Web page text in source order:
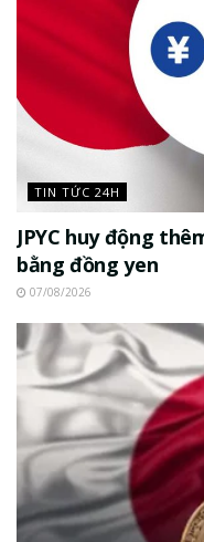
TIN TỨC 24H
JPYC huy động
bằng đồng yen
07/08/2026